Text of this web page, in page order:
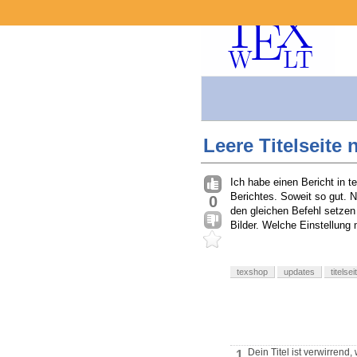
Leere Titelseite
0
Ich habe einen Bericht in
Berichtes. Soweit so gut.
den gleichen Befehl
Bilder. Welche Einstellung
texshop updates
Dein Titel ist verwirrend,